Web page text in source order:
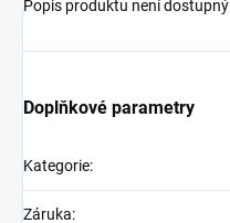
Popis produktu není dostupný
Doplňkové parametry
Kategorie:
Záruka: